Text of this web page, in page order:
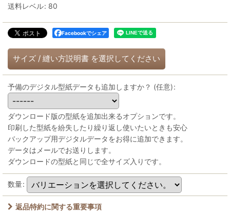
送料レベル: 80
Facebookでシェア
サイズ / 縫い方説明書 を選択してください
予備のデジタル型紙データも追加しますか？ (任意):
ダウンロード版の型紙を追加出来るオプションです。
印刷した型紙を紛失したり繰り返し使いたいときも安心
バックアップ用デジタルデータをお得に追加できます。
データはメールでお送りします。
ダウンロードの型紙と同じで全サイズ入りです。
数量:
返品特約に関する重要事項